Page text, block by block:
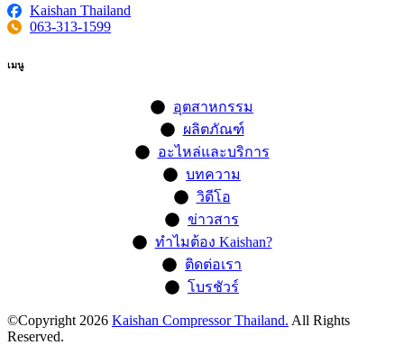
Kaishan Thailand
063-313-1599
เมนู
อุตสาหกรรม
ผลิตภัณฑ์
อะไหล่และบริการ
บทความ
วิดีโอ
ข่าวสาร
ทำไมต้อง Kaishan?
ติดต่อเรา
โบรชัวร์
©Copyright 2026 Kaishan Compressor Thailand. All Rights
Reserved.